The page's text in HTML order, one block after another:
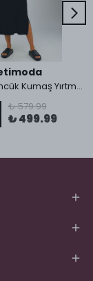
Kadın Bürümcük Kumaş Yırtmaçlı Oversize Kısa Kol Bisiklet Yaka Midi Boy Elbise
₺ 579.99
₺ 499.99